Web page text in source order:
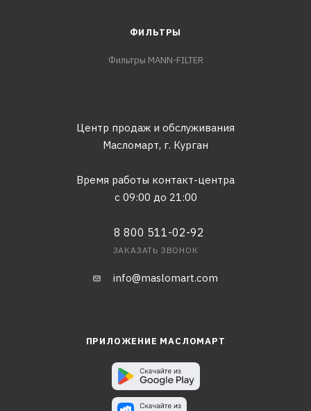
ФИЛЬТРЫ
Фильтры MANN-FILTER
Центр продаж и обслуживания
Масломарт, г. Курган
Время работы контакт-центра
с 09:00 до 21:00
8 800 511-02-92
ЗАКАЗАТЬ ЗВОНОК
info@maslomart.com
ПРИЛОЖЕНИЕ МАСЛОМАРТ